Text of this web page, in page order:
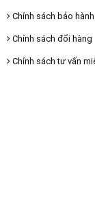
Chính sách bảo hành
Chính sách đổi hàng
Chính sách tư vấn